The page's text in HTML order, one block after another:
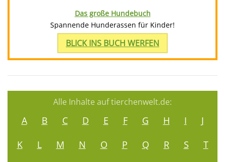
Das große Hundebuch
Spannende Hunderassen für Kinder!
BLICK INS BUCH WERFEN
Alle Inhalte auf tierchenwelt.de:
A B C D E F G H I
J
K
L M N O P Q R S
T